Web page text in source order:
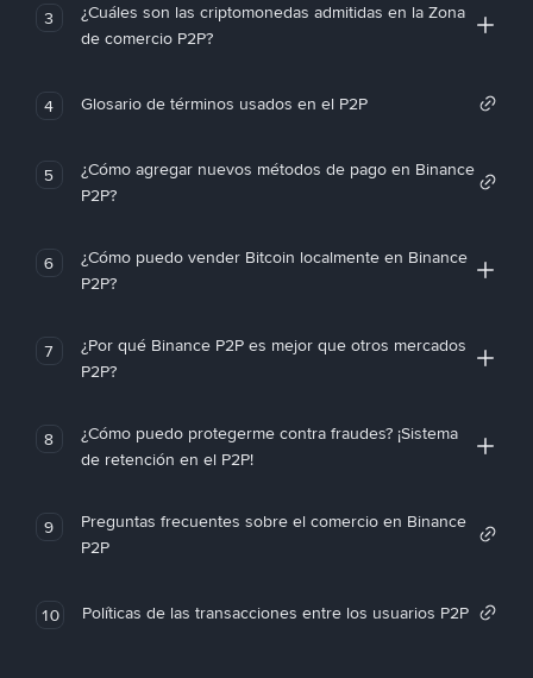
3
¿Cuáles son las criptomonedas admitidas en la Zona
de comercio P2P?
4 Glosario de términos usados en el P2P
5
¿Cómo agregar nuevos métodos de pago en Binance
P2P?
6
¿Cómo puedo vender Bitcoin localmente en Binance
P2P?
7
¿Por qué Binance P2P es mejor que otros mercados
P2P?
8
¿Cómo puedo protegerme contra fraudes? ¡Sistema
de retención en el P2P!
9
Preguntas frecuentes sobre el comercio en Binance
P2P
10 Políticas de las transacciones entre los usuarios P2P